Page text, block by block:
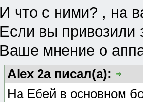
И что с ними? , на
Если вы привозили
Ваше мнение о
Alex 2a писал(а):
На Ебей в основном